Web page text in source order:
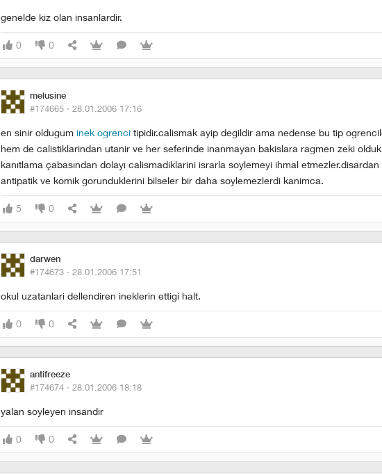
genelde kiz olan insanlardir.
0 0
melusine
#174665 · 28.01.2006 17:16
en sinir oldugum inek ogrenci tipidir.calismak ayip degildir ama nedense bu tip
hem de calistiklarindan utanir ve her seferinde inanmayan bakislara ragmen zeki
kanıtlama çabasından dolayı calismadiklarini israrla soylemeyi ihmal
antipatik ve komik gorunduklerini bilseler bir daha soylemezlerdi kanimca.
5 0
darwen
#174673 · 28.01.2006 17:51
okul uzatanlari dellendiren ineklerin ettigi halt.
0 0
antifreeze
#174674 · 28.01.2006 18:18
yalan soyleyen insandir
0 0